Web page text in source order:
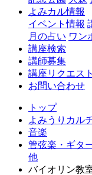
よみカル情報
イベント情報
月の占い ワン
講座検索
講師募集
講座リクエスト
お問い合わせ
トップ
よみうりカル
音楽
管弦楽・ギタ
他
バイオリン教